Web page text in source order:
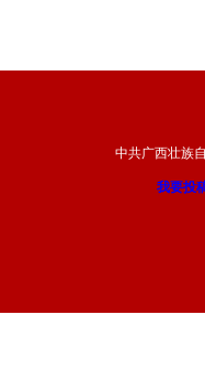
中共广西壮族
我要投